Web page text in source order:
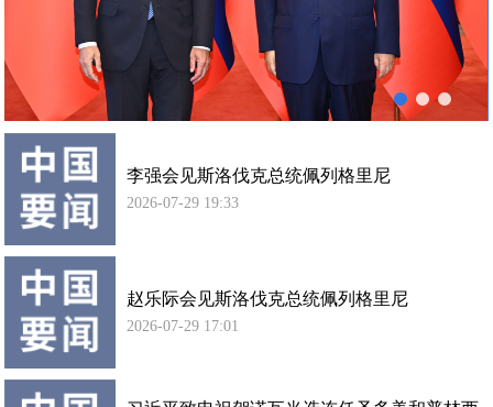
息
使馆领
导及部
门负责
联系方
尼
会
谈
李强会见斯洛伐克总统佩列格里尼
2026-07-29 19:33
赵乐际会见斯洛伐克总统佩列格里尼
2026-07-29 17:01